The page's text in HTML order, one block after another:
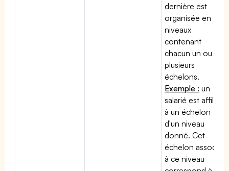
dernière est
organisée en
niveaux
contenant
chacun un ou
plusieurs
échelons.
Exemple : un
salarié est affilié
à un échelon
d'un niveau
donné. Cet
échelon associé
à ce niveau